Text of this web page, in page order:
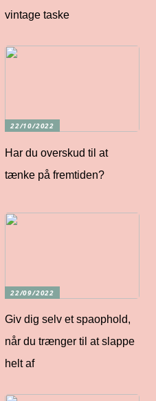
vintage taske
22/10/2022
Har du overskud til at
tænke på fremtiden?
22/09/2022
Giv dig selv et spaophold,
når du trænger til at slappe
helt af